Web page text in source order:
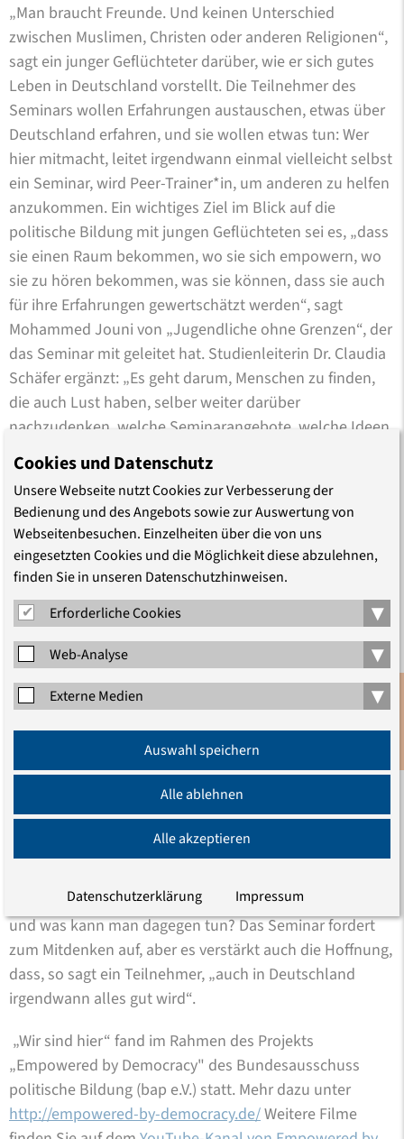
„Man braucht Freunde. Und keinen Unterschied
zwischen Muslimen, Christen oder anderen Religionen“,
sagt ein junger Geflüchteter darüber, wie er sich gutes
Leben in Deutschland vorstellt. Die Teilnehmer des
Seminars wollen Erfahrungen austauschen, etwas über
Deutschland erfahren, und sie wollen etwas tun: Wer
hier mitmacht, leitet irgendwann einmal vielleicht selbst
ein Seminar, wird Peer-Trainer*in, um anderen zu helfen
anzukommen. Ein wichtiges Ziel im Blick auf die
politische Bildung mit jungen Geflüchteten sei es, „dass
sie einen Raum bekommen, wo sie sich empowern, wo
sie zu hören bekommen, was sie können, dass sie auch
für ihre Erfahrungen gewertschätzt werden“, sagt
Mohammed Jouni von „Jugendliche ohne Grenzen“, der
das Seminar mit geleitet hat. Studienleiterin Dr. Claudia
Schäfer ergänzt: „Es geht darum, Menschen zu finden,
die auch Lust haben, selber weiter darüber
nachzudenken, welche Seminarangebote, welche Ideen,
welche Aktivitäten für andere Geflüchtete hier in
Deutschland interessant sein könnten.“
In diesem ersten Schritt sei es ihr in allererster Linie
darum gegangen, zuzuhören und zu verstehen, was
junge Menschen mit Fluchterfahrung bewegt und
die Studienleiterin nach der Veranstaltung. „Dafür haben
wir viele verschiedene inhaltliche und methodische
Impulse aus der historisch-politischen Bildung, der
Antidiskriminierungsarbeit, der Körperarbeit und vieles
mehr gesetzt. Das Interesse und die eigenen
weiterführenden Ideen für die Arbeit im Projekt haben
unsere Erwartungen weit übertroffen.“
„Wir sind hier“ ist ein Anfang mit Singen, Rollenspielen
und vielen Diskussionen. Was sind Kategorien von
Diskriminierung? Ist die verstärkte Polizeikontrolle
Sicherheitsmaßnahme? Wie entsteht Diskriminierung
und was kann man dagegen tun? Das Seminar fordert
zum Mitdenken auf, aber es verstärkt auch die Hoffnung,
dass, so sagt ein Teilnehmer, „auch in Deutschland
irgendwann alles gut wird“.
„Wir sind hier“ fand im Rahmen des Projekts
„Empowered by Democracy" des Bundesausschuss
politische Bildung (bap e.V.) statt. Mehr dazu unter
http://empowered-by-democracy.de/Weitere Filme
Anmeldung
Cookies und Datenschutz
Unsere Webseite nutzt Cookies zur Verbesserung der
Bedienung und des Angebots sowie zur Auswertung von
Webseitenbesuchen. Einzelheiten über die von uns
eingesetzten Cookies und die Möglichkeit diese abzulehnen,
finden Sie in unseren Datenschutzhinweisen.
Erforderliche Cookies
▾
Web-Analyse ▾
Externe Medien ▾
Auswahl speichern
Alle ablehnen
Alle akzeptieren
Datenschutzerklärung Impressum